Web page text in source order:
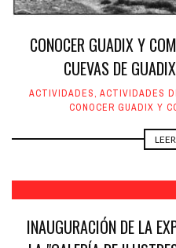
CONOCER GUADIX Y
CUEVAS DE
ACTIVIDADES, ACTIVIDADES
CONOCER GUADIX Y
INAUGURACIÓN DE LA